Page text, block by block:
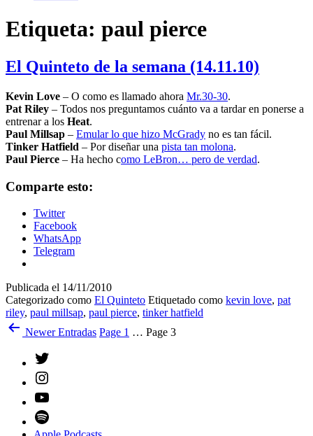
Etiqueta: paul pierce
El Quinteto de la semana (14.11.10)
Kevin Love – O como es llamado ahora Mr.30-30.
Pat Riley – Todos nos preguntamos cuánto va a tardar en ponerse a
entrenar a los Heat.
Paul Millsap – Emular lo que hizo McGrady no es tan fácil.
Tinker Hatfield – Por diseñar una pista tan molona.
Paul Pierce – Ha hecho como LeBron… pero de verdad.
Comparte esto:
Twitter
Facebook
WhatsApp
Telegram
Publicada el 14/11/2010
Categorizado como El Quinteto Etiquetado como kevin love, pat
riley, paul millsap, paul pierce, tinker hatfield
Paginación
entradas
NewerEntradas Page 1 … Page 3